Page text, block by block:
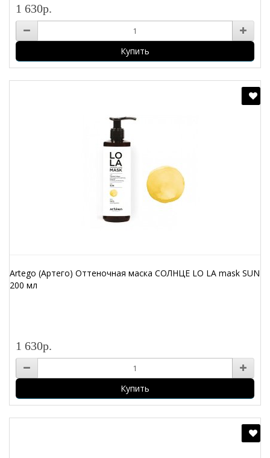
1 630р.
Купить
Artego (Артего) Оттеночная маска СОЛНЦЕ LO LA mask SUN
200 мл
1 630р.
Купить